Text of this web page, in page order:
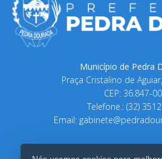
Município de Pedra
Praça Cristalino de
CEP: 36.847-
Telefone.: (32)
Email: